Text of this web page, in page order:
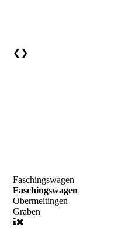
❮ ❯
Faschingswagen
Faschingswagen
Obermeitingen
Graben